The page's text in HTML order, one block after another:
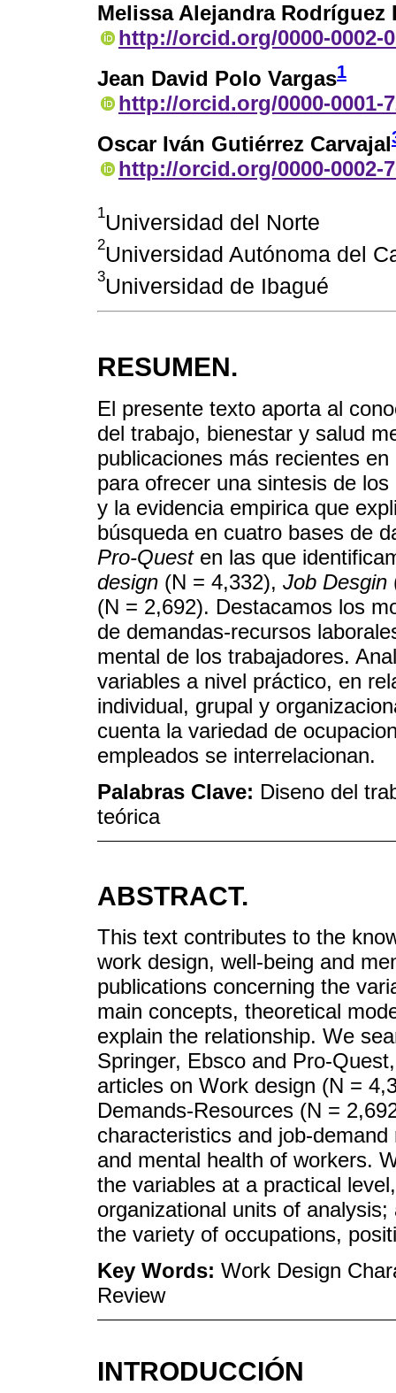
Melissa Alejandra Rodríguez
http://orcid.org/0000-0002-
Jean David Polo Vargas1
http://orcid.org/0000-0001-
Oscar Iván Gutiérrez Carvajal
http://orcid.org/0000-0002-
1Universidad del Norte
2Universidad Autónoma del
3Universidad de Ibagué
RESUMEN.
El presente texto aporta al
del trabajo, bienestar y salud
publicaciones más recientes
para ofrecer una sintesis de
y la evidencia empirica que
búsqueda en cuatro bases de
Pro-Questen las que
design (N = 4,332), Job Desgin
(N = 2,692). Destacamos los
de demandas-recursos
mental de los trabajadores.
variables a nivel práctico, en
individual, grupal y
cuenta la variedad de
empleados se interrelacionan.
Palabras Clave: Diseno del
teórica
ABSTRACT.
This text contributes to the
work design, well-being and
publications concerning the
main concepts, theoretical
explain the relationship. We
Springer, Ebsco and Pro-
articles on Work design (N =
Demands-Resources (N =
characteristics and job-
and mental health of workers.
the variables at a practical
organizational units of
the variety of occupations,
Key Words: Work Design
Review
INTRODUCCIÓN